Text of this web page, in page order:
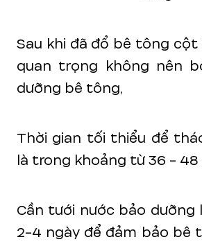
Sau khi đã đổ bê tông
quan trọng không nên
dưỡng bê tông,
Thời gian tối thiểu để
là trong khoảng từ 36 - 48
Cần tưới nước bảo
2-4 ngày để đảm bảo bê